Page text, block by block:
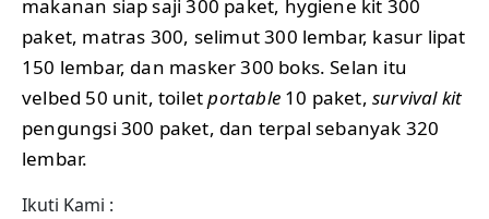
makanan siap saji 300 paket, hygiene kit 300
paket, matras 300, selimut 300 lembar, kasur lipat
150 lembar, dan masker 300 boks. Selan itu
velbed 50 unit, toiletportable10 paket, survival kit
pengungsi 300 paket, dan terpal sebanyak 320
lembar.
Ikuti Kami :